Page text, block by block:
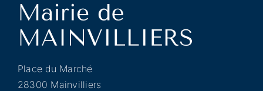
Place du Marché
28300 Mainvilliers